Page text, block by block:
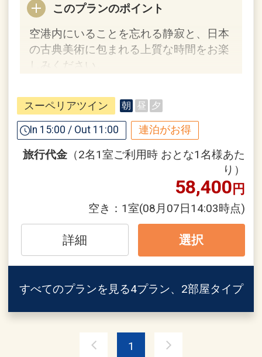
さまざまなジャンルの日本美術が館内で
葛飾北斎、歌川広重の浮世絵や江戸名画
の名品、江戸から明治にかけて
制作された工芸品など多様な美で溢れて
設定期間：2026年4月1日～2027年3月
31日
インターネットコース番号：DP-1-
17360866
このプランのポイント
空港内にいることを忘れる静寂と、日本
の古典美術に包まれる上質な時間をお楽
しみください。
【連泊するとお得】連泊割引がございま
す
連泊の場合、
２泊目より１泊につきおひとり様１，０
００円引
※割引適用後のご旅行代金は、カレンダ
ーからお進みいただいた後表示される
「空室照会結果確認画面」でご確認くだ
さい。
※宿泊期間中すべての日において人数・
氏名・客室タイプ・食事条件・プラン同
一であることが割引適用の条件となりま
さまざまなジャンルの日本美術が館内で
スーペリアツイン 朝 昼 夕
In 15:00 / Out 11:00 連泊がお得
旅行代金 （2名1室ご利用時 おとな1名様あた
り）
58,400円
空き： 1室(08月07日14:03時点)
詳細 選択
すべてのプランを見る4プラン、2部屋タイプ
1